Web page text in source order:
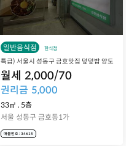
일반음식점 한식점
특급) 서울시 성동구 금호맛집 덮덮밥 양도
월세 2,000/70
권리금 5,000
33㎡ , 5층
서울 성동구 금호동1가
매물번호 : 34615